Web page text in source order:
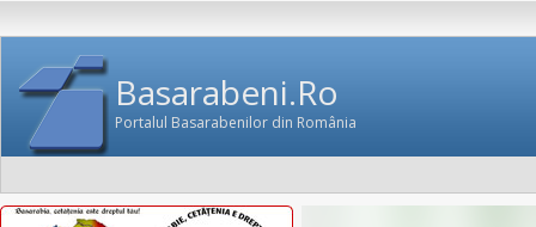
Basarabeni.Ro
Portalul Basarabenilor din România